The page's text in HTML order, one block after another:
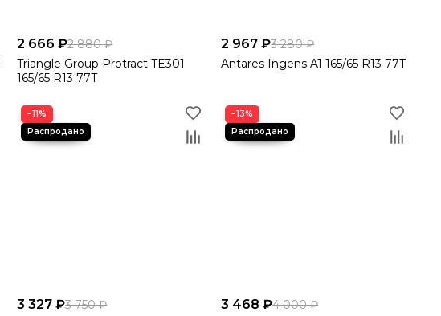
2 666 ₽2 880 ₽
Triangle Group Protract TE301
165/65 R13 77T
2 967 ₽3 280 ₽
Antares Ingens A1 165/65 R13 77T
−11%
3 327 ₽3 750 ₽
−13%
3 468 ₽4 000 ₽